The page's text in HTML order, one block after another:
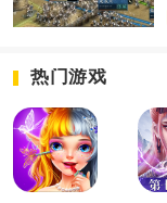
热门游戏